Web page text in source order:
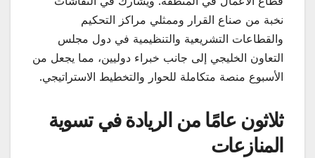
نخبة من صناع القرار وممثلي مراكز التحكيم
والقطاعات التشريعية والتنظيمية في دول مجلس
التعاون الخليجي إلى جانب خبراء دوليين، مما يجعل من
الأسبوع منصة متكاملة للحوار والتخطيط الاستراتيجي.
ثلاثون عامًا من الريادة في تسوية
المنازعات